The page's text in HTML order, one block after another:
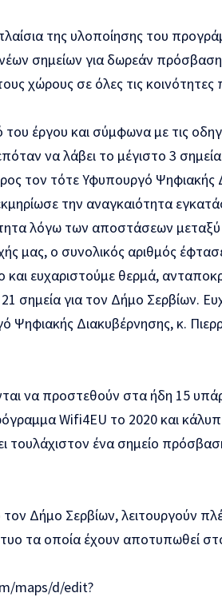
της υλοποίησης του
σημείων για δωρεάν
χώρους σε όλες τις κοινότητες
έργου και σύμφωνα με τις
να λάβει το μέγιστο 3
τον τότε Υφυπουργό Ψηφιακής
την αναγκαιότητα
λόγω των αποστάσεων μεταξύ
μας, ο συνολικός αριθμός
ευχαριστούμε θερμά,
21 σημεία για τον Δήμο Σερβίων.
Ψηφιακής Διακυβέρνησης, κ.
να προστεθούν στα ήδη 15
Wifi4EU το 2020 και
τουλάχιστον ένα σημείο
Δήμο Σερβίων, λειτουργούν
τα οποία έχουν αποτυπωθεί
maps/d/edit?